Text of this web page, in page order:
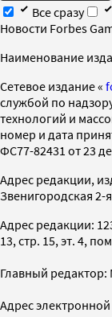
Все сразу
Новости Forbes
Наименование
Cетевое издание «
службой по
технологий и
номер и дата
ФС77-82431 от 23
Адрес редакции,
Звенигородская 2-
Адрес редакции:
13, стр. 15, эт. 4,
Главный
Адрес